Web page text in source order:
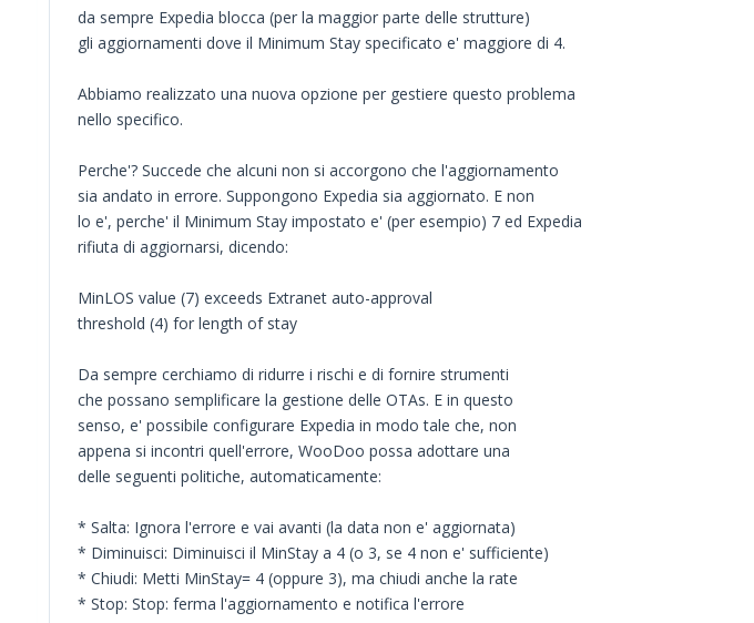
da sempre Expedia blocca (per la maggior parte delle strutture)
gli aggiornamenti dove il Minimum Stay specificato e' maggiore di 4.
Abbiamo realizzato una nuova opzione per gestiere questo problema
nello specifico.
Perche'? Succede che alcuni non si accorgono che l'aggiornamento
sia andato in errore. Suppongono Expedia sia aggiornato. E non
lo e', perche' il Minimum Stay impostato e' (per esempio) 7 ed Expedia
rifiuta di aggiornarsi, dicendo:
MinLOS value (7) exceeds Extranet auto-approval
threshold (4) for length of stay
Da sempre cerchiamo di ridurre i rischi e di fornire strumenti
che possano semplificare la gestione delle OTAs. E in questo
senso, e' possibile configurare Expedia in modo tale che, non
appena si incontri quell'errore, WooDoo possa adottare una
delle seguenti politiche, automaticamente:
* Salta: Ignora l'errore e vai avanti (la data non e' aggiornata)
* Diminuisci: Diminuisci il MinStay a 4 (o 3, se 4 non e' sufficiente)
* Chiudi: Metti MinStay= 4 (oppure 3), ma chiudi anche la rate
* Stop: Stop: ferma l'aggiornamento e notifica l'errore